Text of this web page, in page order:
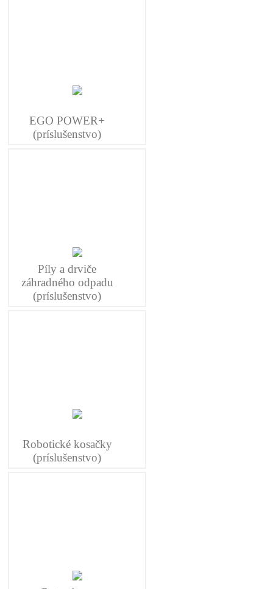
EGO POWER+
(príslušenstvo)
Píly a drviče
záhradného odpadu
(príslušenstvo)
Robotické kosačky
(príslušenstvo)